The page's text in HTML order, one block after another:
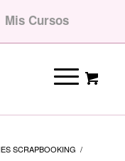
Mis Cursos
SCRAPBOOKING /